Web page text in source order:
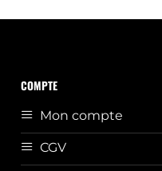
COMPTE
Mon compte
CGV